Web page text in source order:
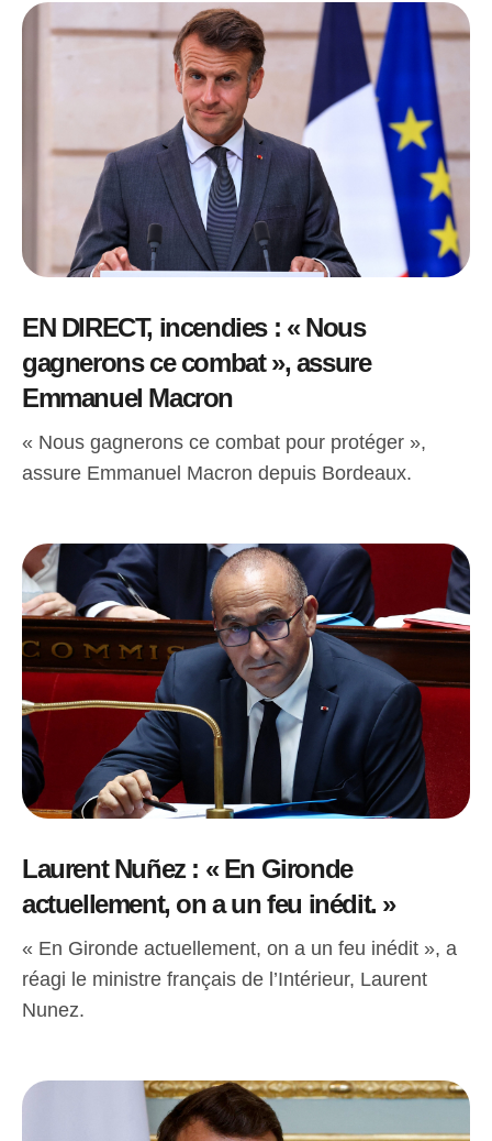
EN DIRECT, incendies : « Nous
gagnerons ce combat », assure
Emmanuel Macron
« Nous gagnerons ce combat pour protéger »,
assure Emmanuel Macron depuis Bordeaux.
Laurent Nuñez : « En Gironde
actuellement, on a un feu inédit. »
« En Gironde actuellement, on a un feu inédit », a
réagi le ministre français de l’Intérieur, Laurent
Nunez.